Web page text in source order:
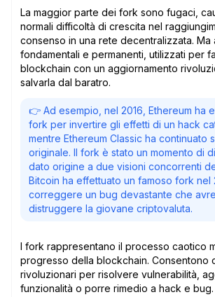
La maggior parte dei fork sono fugaci,
normali difficoltà di crescita nel
consenso in una rete decentralizzata. Ma
fondamentali e permanenti, utilizzati per
blockchain con un aggiornamento
salvarla dal baratro.
👉 Ad esempio, nel 2016, Ethereum ha
fork per invertire gli effetti di un hack
mentre Ethereum Classic ha continuato
originale. Il fork è stato un momento di
dato origine a due visioni concorrenti
Bitcoin ha effettuato un famoso fork nel
correggere un bug devastante che
distruggere la giovane criptovaluta.
I fork rappresentano il processo caotico
progresso della blockchain. Consentono
rivoluzionari per risolvere vulnerabilità,
funzionalità o porre rimedio a hack e bug.